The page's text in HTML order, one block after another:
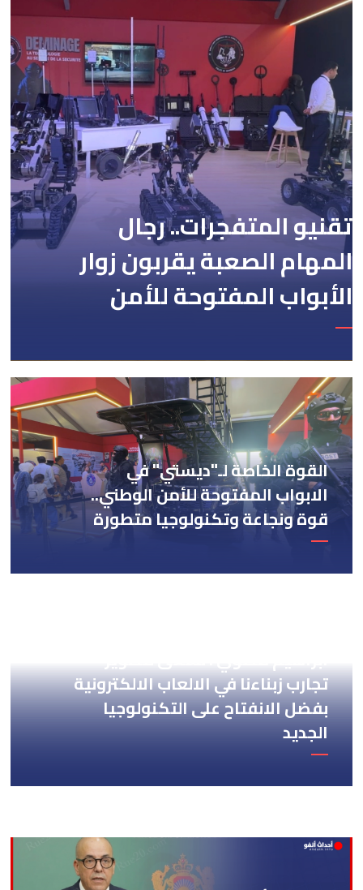
تقنيو المتفجرات.. رجال
المهام الصعبة يقربون زوار
الأبواب المفتوحة للأمن
الوطني من طرق اشتغالهم
القوة الخاصة لـ"ديستي" في
الابواب المفتوحة للأمن الوطني..
قوة ونجاعة وتكنولوجيا متطورة
تجارب زبناءنا في الالعاب الالكترونية
بفضل الانفتاح على التكنولوجيا
الجديد